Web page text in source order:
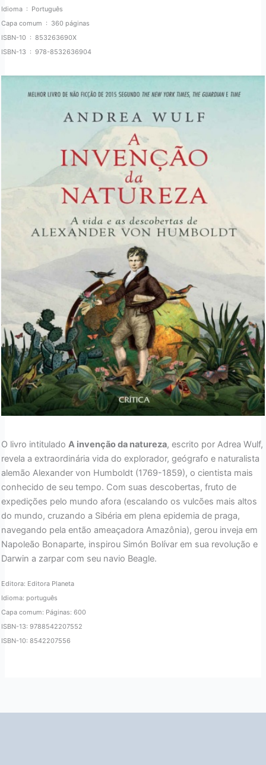
Idioma ‏ : ‎ Português
Capa comum ‏ : ‎ 360 páginas
ISBN-10 ‏ : ‎ 853263690X
ISBN-13 ‏ : ‎ 978-8532636904
O livro intitulado A invenção da natureza, escrito por Adrea Wulf,
revela a extraordinária vida do explorador, geógrafo e naturalista
alemão Alexander von Humboldt (1769-1859), o cientista mais
conhecido de seu tempo. Com suas descobertas, fruto de
expedições pelo mundo afora (escalando os vulcões mais altos
do mundo, cruzando a Sibéria em plena epidemia de praga,
navegando pela então ameaçadora Amazônia), gerou inveja em
Napoleão Bonaparte, inspirou Simón Bolívar em sua revolução e
Darwin a zarpar com seu navio Beagle.
Editora: Editora Planeta
Idioma: português
Capa comum: Páginas: 600
ISBN-13: 9788542207552
ISBN-10: 8542207556